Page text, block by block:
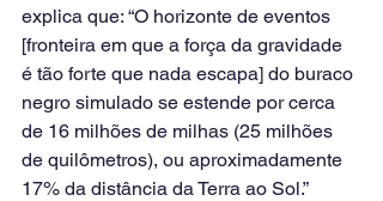
explica que: “O horizonte de eventos
[fronteira em que a força da gravidade
é tão forte que nada escapa] do buraco
negro simulado se estende por cerca
de 16 milhões de milhas (25 milhões
de quilômetros), ou aproximadamente
17% da distância da Terra ao Sol.”